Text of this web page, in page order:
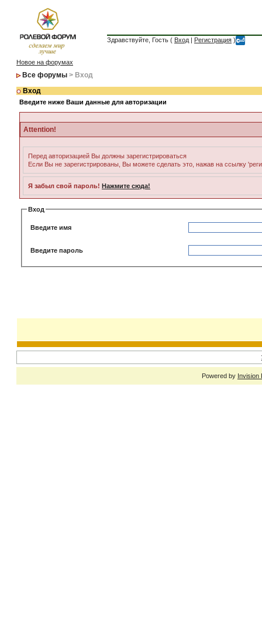
Здравствуйте, Гость ( Вход | Регистрация )
Новое на форумах
Все форумы > Вход
Вход
Введите ниже Ваши данные для авторизации
Attention!
Перед авторизацией Вы должны зарегистрироваться
Если Вы не зарегистрированы, Вы можете сделать это, нажав на ссылку
Я забыл свой пароль! Нажмите сюда!
Вход
Введите имя
Введите пароль
Powered by Invision